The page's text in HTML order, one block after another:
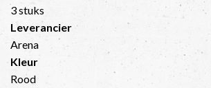
3 stuks
Leverancier
Arena
Kleur
Rood